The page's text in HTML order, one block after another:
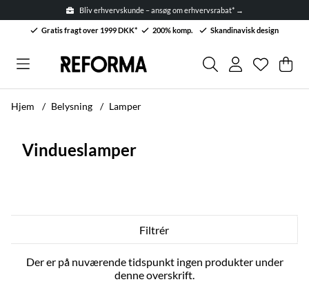
Bliv erhvervskunde – ansøg om erhvervsrabat* →
Gratis fragt over 1999 DKK* 200% komp. Skandinavisk design
Antal på
. .
Hjem Belysning Lamper
Vindueslamper
Filtrér
Produkter
Der er på nuværende tidspunkt ingen produkter under
denne overskrift.